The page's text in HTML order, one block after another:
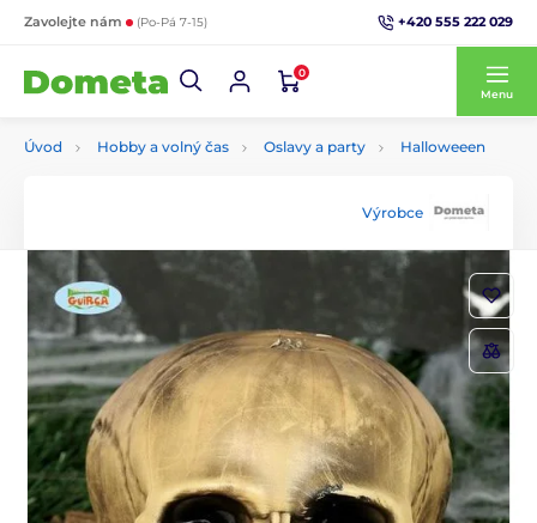
Zavolejte nám (Po-Pá 7-15) +420 555 222 029
0
Menu
Úvod Hobby a volný čas Oslavy a party Halloweeen
Výrobce